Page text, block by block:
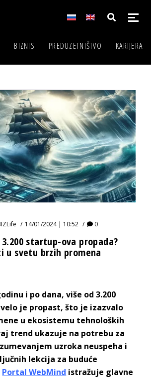
BIZNIS PREDUZETNIŠTVO KARIJERA
14/01/2024 | 10:52 0
startup-ova propada?
u svetu brzih promena
i po dana, više od 3.200
je propast, što je izazvalo
u ekosistemu tehnoloških
trend ukazuje na potrebu za
uzroka neuspeha i
lekcija za buduće
Portal WebMind istražuje glavne